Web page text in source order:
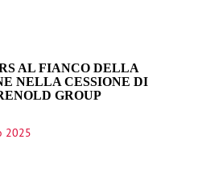
AL FIANCO DELLA
NELLA CESSIONE DI
GROUP
2025